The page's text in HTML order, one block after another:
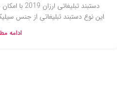
دستبند
این نوع دستبند تبلیغاتی از جنس
ادامه